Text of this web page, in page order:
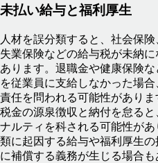
未払い給与と福利厚生
人材を誤分類すると、社会保険
失業保険などの給与税が未納
あります。退職金や健康保険
を従業員に支給しなかった場
責任を問われる可能性がありま
税金の源泉徴収と納付を怠ると
ナルティを科される可能性が
類に起因する給与や福利厚生
に補償する義務が生じる場合も